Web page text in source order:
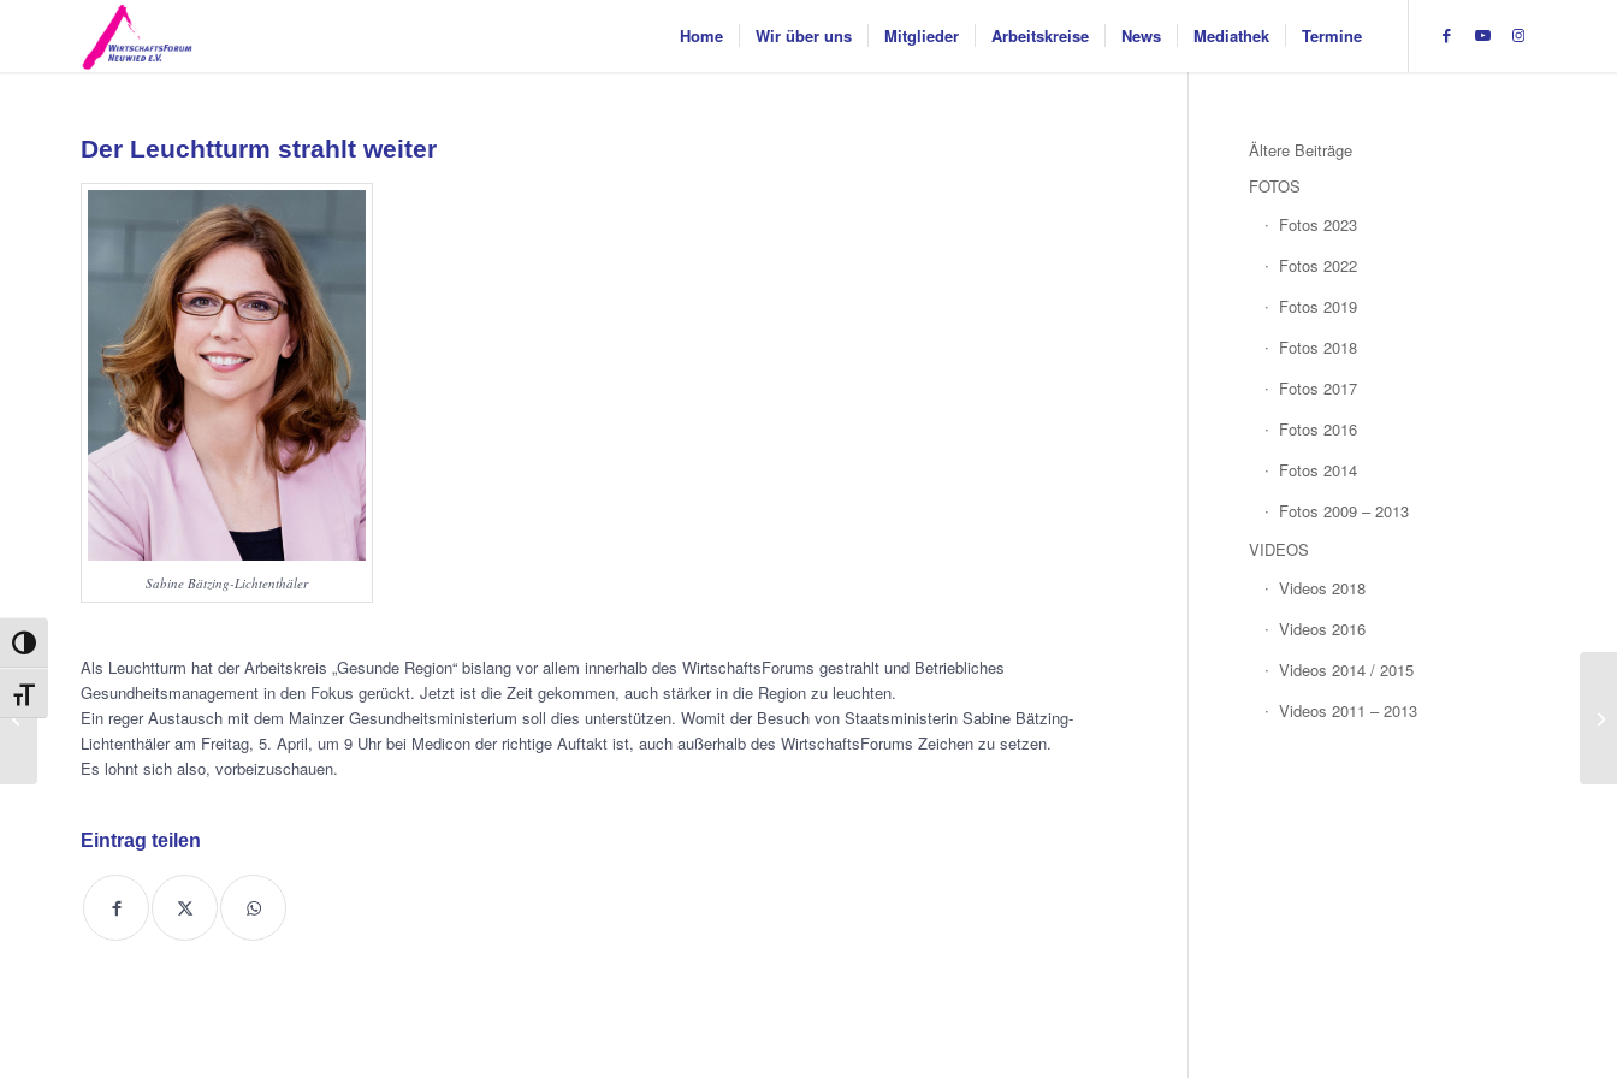
Umschalten auf hohe Kontraste
Schrift vergrößern
Home Wir über uns Mitglieder Arbeitskreise News Mediathek Termine
Der Leuchtturm strahlt weiter
Sabine Bätzing-Lichtenthäler
Als Leuchtturm hat der Arbeitskreis „Gesunde Region“ bislang vor allem innerhalb des WirtschaftsForums gestrahlt und Betriebliches
Gesundheitsmanagement in den Fokus gerückt. Jetzt ist die Zeit gekommen, auch stärker in die Region zu leuchten.
Ein reger Austausch mit dem Mainzer Gesundheitsministerium soll dies unterstützen. Womit der Besuch von Staatsministerin Sabine Bätzing-
Lichtenthäler am Freitag, 5. April, um 9 Uhr bei Medicon der richtige Auftakt ist, auch außerhalb des WirtschaftsForums Zeichen zu setzen.
Es lohnt sich also, vorbeizuschauen.
Eintrag teilen
Ältere Beiträge
FOTOS
Fotos 2023
Fotos 2022
Fotos 2019
Fotos 2018
Fotos 2017
Fotos 2016
Fotos 2014
Fotos 2009 – 2013
VIDEOS
Videos 2018
Videos 2016
Videos 2014 / 2015
Videos 2011 – 2013
Neuwieder WiFo mit
Zuversicht ins neue
Jahr gestartet